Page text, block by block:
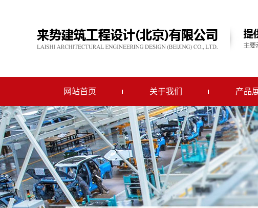
网站首页 关于我们 产品